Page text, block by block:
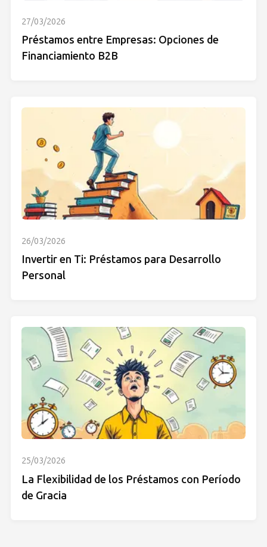
27/03/2026
Préstamos entre Empresas: Opciones de
Financiamiento B2B
26/03/2026
Invertir en Ti: Préstamos para Desarrollo
Personal
25/03/2026
La Flexibilidad de los Préstamos con Período
de Gracia